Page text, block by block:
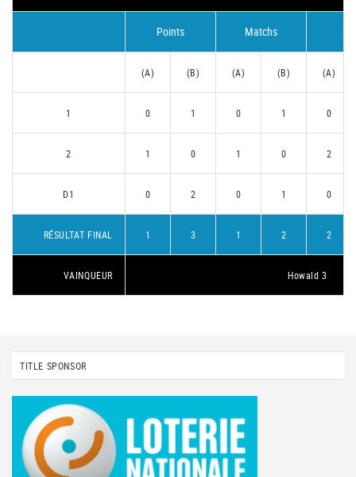
Points Matchs
(A) (B) (A) (B) (A)
1 0 1 0 1 0
2 1 0 1 0 2
D1 0 2 0 1 0
RÉSULTAT FINAL 1 3 1 2 2
VAINQUEUR Howald 3
TITLE SPONSOR